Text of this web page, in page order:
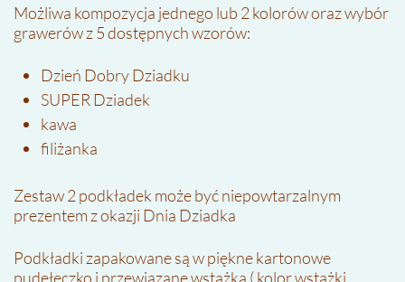
Możliwa kompozycja jednego lub 2 kolorów oraz wybór
grawerów z 5 dostępnych wzorów:
Dzień Dobry Dziadku
SUPER Dziadek
kawa
filiżanka
Zestaw 2 podkładek może być niepowtarzalnym
prezentem z okazji Dnia Dziadka
Podkładki zapakowane są w piękne kartonowe
pudełeczko i przewiązane wstążką ( kolor wstążki